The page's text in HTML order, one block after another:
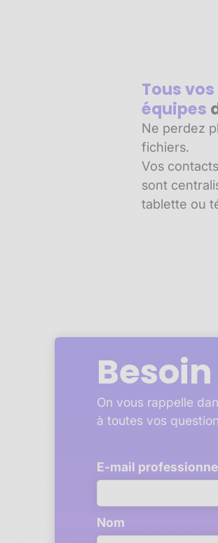
Tous
équipes
Ne perdez
fichiers.
Vos
sont
tablette ou
On vous rappelle
à toutes vos
E-mail
Nom